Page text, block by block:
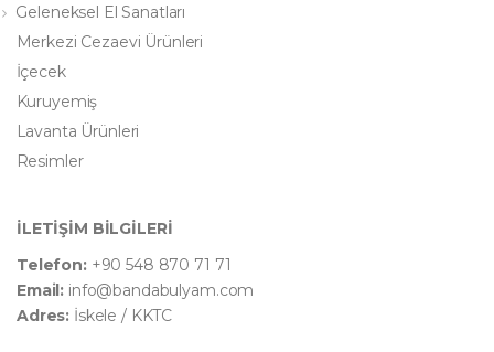
Geleneksel El Sanatları
Merkezi Cezaevi Ürünleri
İçecek
Kuruyemiş
Lavanta Ürünleri
Resimler
İLETİŞİM BİLGİLERİ
Telefon: +90 548 870 71 71
Email: info@bandabulyam.com
Adres: İskele / KKTC